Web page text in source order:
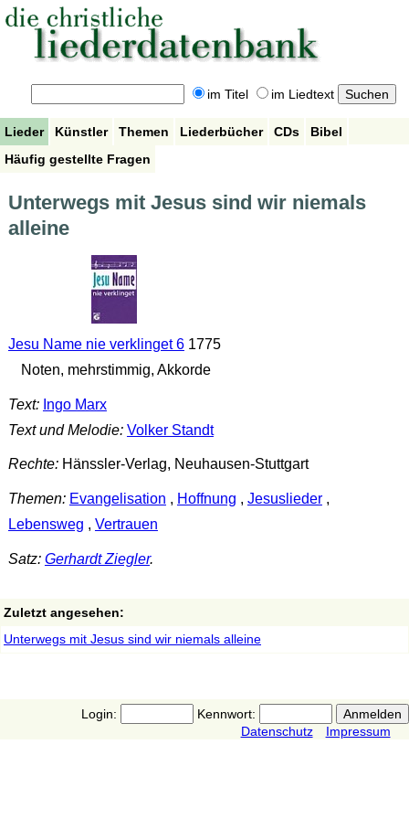
im Titel im Liedtext
Lieder Künstler Themen Liederbücher CDs
Bibel
Häufig gestellte Fragen
Unterwegs mit Jesus sind wir niemals
alleine
Jesu Name nie verklinget 61775
Noten, mehrstimmig, Akkorde
Text: Ingo Marx
Text und Melodie: Volker Standt
Rechte:Hänssler-Verlag, Neuhausen-Stuttgart
Themen: Evangelisation , Hoffnung , Jesuslieder,
Lebensweg , Vertrauen
Satz: Gerhardt Ziegler.
Zuletzt angesehen:
Unterwegs mit Jesus sind wir niemals alleine
Login:
Kennwort:
Datenschutz
Impressum